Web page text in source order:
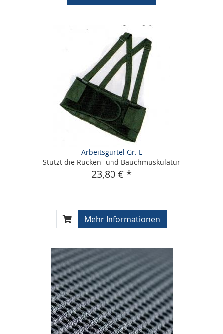
Arbeitsgürtel Gr. L
Stützt die Rücken- und Bauchmuskulatur
23,80 € *
Mehr Informationen